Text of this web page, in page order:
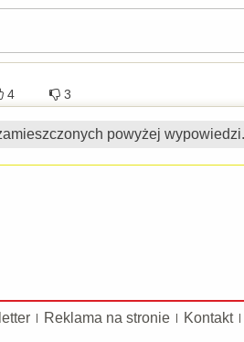
4 3
powyżej wypowiedzi.
Reklama na stronie Kontakt